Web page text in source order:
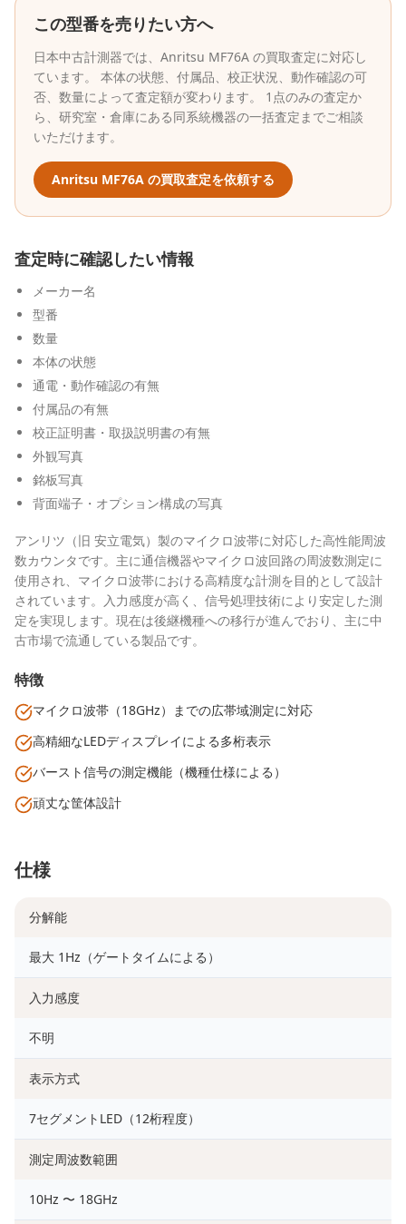
この型番を売りたい方へ
日本中古計測器では、 Anritsu MF76A の買取査定に対応し
ています。 本体の状態、付属品、校正状況、動作確認の可
否、数量によって査定額が変わります。 1点のみの査定か
ら、研究室・倉庫にある同系統機器の一括査定までご相談
いただけます。
Anritsu MF76A の買取査定を依頼する
査定時に確認したい情報
メーカー名
型番
数量
本体の状態
通電・動作確認の有無
付属品の有無
校正証明書・取扱説明書の有無
外観写真
銘板写真
背面端子・オプション構成の写真
アンリツ（旧 安立電気）製のマイクロ波帯に対応した高性能周波
数カウンタです。主に通信機器やマイクロ波回路の周波数測定に
使用され、マイクロ波帯における高精度な計測を目的として設計
されています。入力感度が高く、信号処理技術により安定した測
定を実現します。現在は後継機種への移行が進んでおり、主に中
古市場で流通している製品です。
特徴
マイクロ波帯（18GHz）までの広帯域測定に対応
高精細なLEDディスプレイによる多桁表示
バースト信号の測定機能（機種仕様による）
頑丈な筐体設計
仕様
分解能
最大 1Hz（ゲートタイムによる）
入力感度
不明
表示方式
7セグメントLED（12桁程度）
測定周波数範囲
10Hz 〜 18GHz